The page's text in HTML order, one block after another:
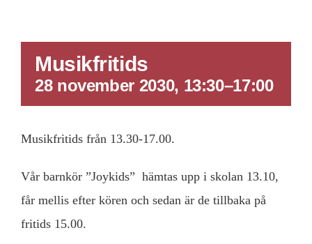
Musikfritids
28 november 2030, 13:30–17:00
Musikfritids från 13.30-17.00.
Vår barnkör ”Joykids” hämtas upp i skolan 13.10,
får mellis efter kören och sedan är de tillbaka på
fritids 15.00.